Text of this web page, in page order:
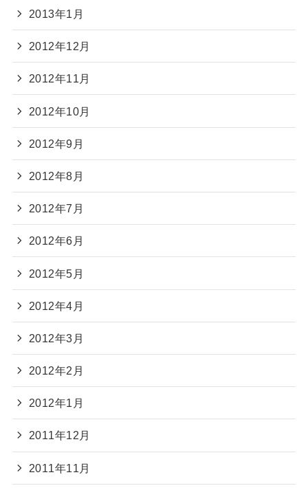
2013年1月
2012年12月
2012年11月
2012年10月
2012年9月
2012年8月
2012年7月
2012年6月
2012年5月
2012年4月
2012年3月
2012年2月
2012年1月
2011年12月
2011年11月